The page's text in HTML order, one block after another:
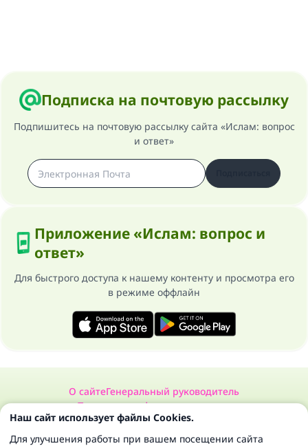
Подписка на почтовую рассылку
Подпишитесь на почтовую рассылку сайта «Ислам: вопрос
и ответ»
Приложение «Ислам: вопрос и
ответ»
Для быстрого доступа к нашему контенту и просмотра его
в режиме оффлайн
О сайтеГенеральный руководитель
Политика конфиденциальности
Сайт «Ислам: вопрос и ответ». Все права защищены 1997-2025 ©
Наш сайт использует файлы Cookies.
Для улучшения работы при вашем посещении сайта